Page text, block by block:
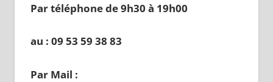
Par téléphone de 9h30 à 19h00
au : 09 53 59 38 83
Par Mail :